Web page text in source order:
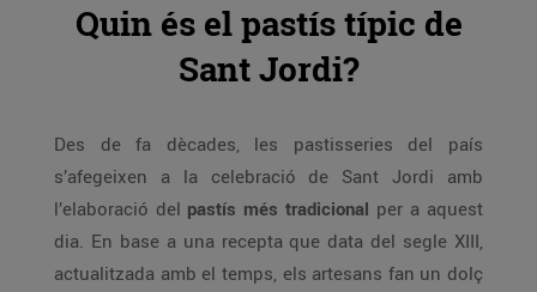
Quin és el pastís típic de
Sant Jordi?
Des de fa dècades, les pastisseries del país
s’afegeixen a la celebració de Sant Jordi amb
l’elaboració del pastís més tradicional per a aquest
dia. En base a una recepta que data del segle XIII,
actualitzada amb el temps, els artesans fan un dolç